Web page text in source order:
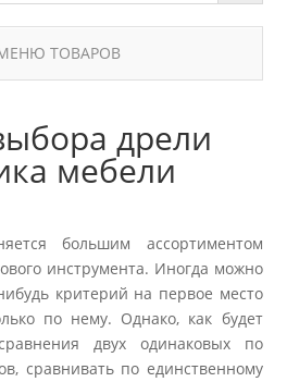
ТОВАРОВ
дрели
мебели
большим ассортиментом
инструмента. Иногда можно
критерий на первое место
по нему. Однако, как будет
двух одинаковых по
сравнивать по единственному